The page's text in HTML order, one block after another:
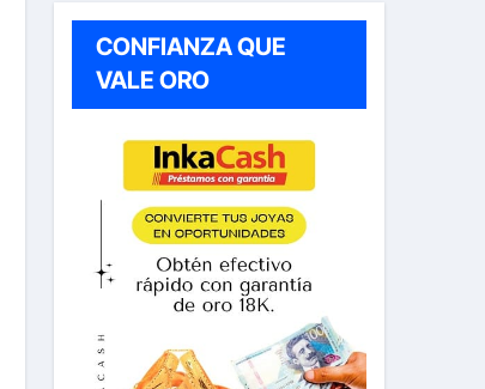
CONFIANZA QUE
VALE ORO